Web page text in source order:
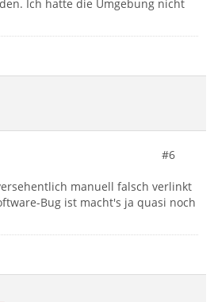
Ich hatte die Umgebung nicht
#6
manuell falsch verlinkt
Bug ist macht's ja quasi noch